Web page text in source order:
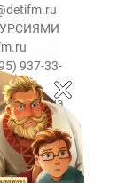
937-33-
на